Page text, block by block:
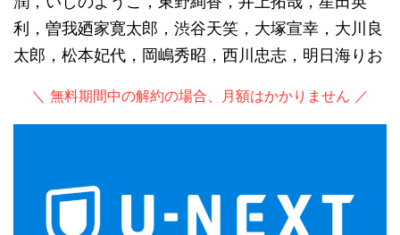
利，曽我廼家寛太郎，渋谷天笑，大塚宣幸，大川良
太郎，松本妃代，岡嶋秀昭，西川忠志，明日海りお
＼ 無料期間中の解約の場合、月額はかかりません ／